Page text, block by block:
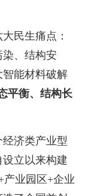
民生痛点：
、结构安
能材料破解
平衡、结构长
济类产业型
立以来构建
产业园区+企业